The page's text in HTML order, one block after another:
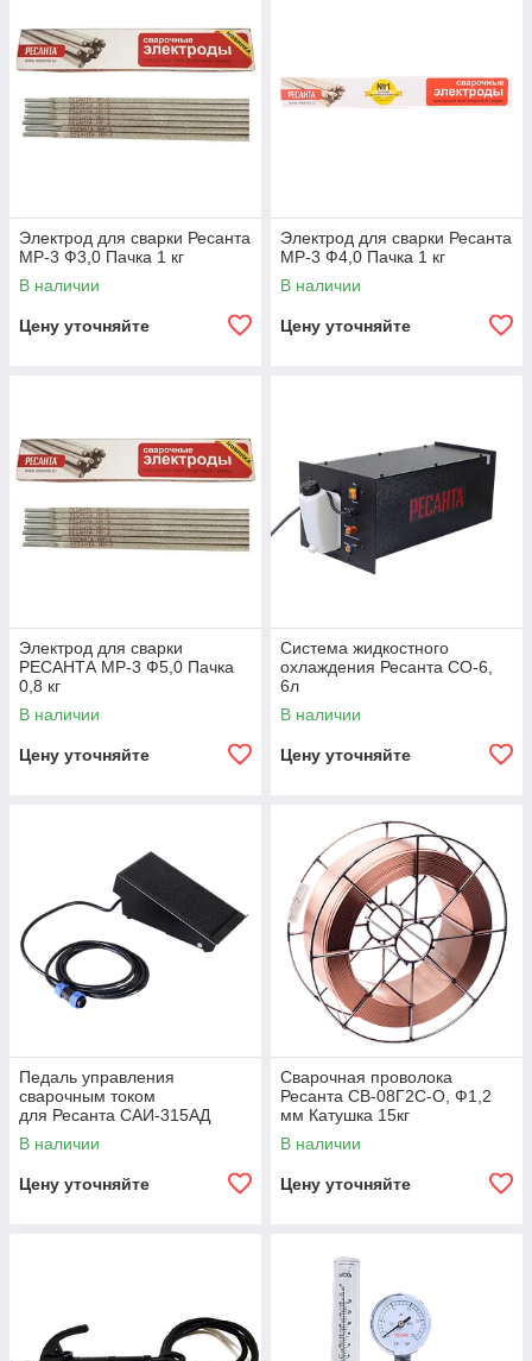
Электрод для сварки Ресанта
МР-3 Ф3,0 Пачка 1 кг
В наличии
Цену уточняйте
Электрод для сварки Ресанта
МР-3 Ф4,0 Пачка 1 кг
В наличии
Цену уточняйте
Электрод для сварки
РЕСАНТА МР-3 Ф5,0 Пачка
0,8 кг
В наличии
Цену уточняйте
Система жидкостного
охлаждения Ресанта СО-6,
6л
В наличии
Цену уточняйте
Педаль управления
сварочным током
для Ресанта САИ-315АД
(АС/DC)
В наличии
Цену уточняйте
Сварочная проволока
Ресанта СВ-08Г2С-О, Ф1,2
мм Катушка 15кг
В наличии
Цену уточняйте